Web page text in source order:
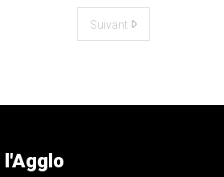
Suivant
l'Agglo